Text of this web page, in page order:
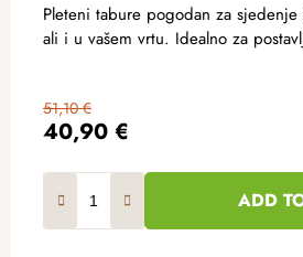
40,90 €
51,10 €
ADD
Pleteni tabure pogodan za
ali i u vašem vrtu. Idealno za